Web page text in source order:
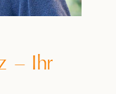
– Ihr